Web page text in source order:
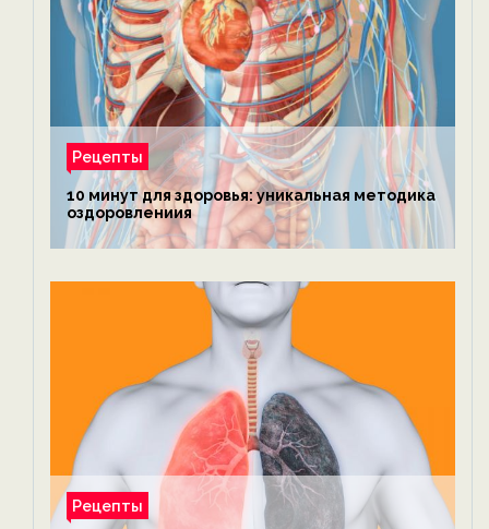
Рецепты
10 минут для здоровья: уникальная методика
оздоровлениия
Рецепты